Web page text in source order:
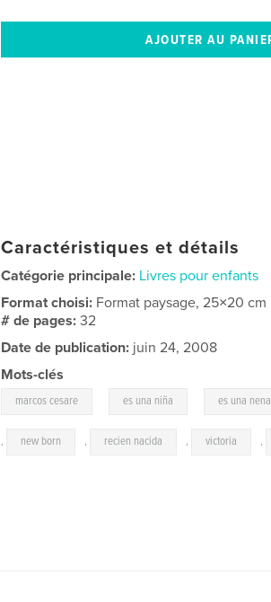
Caractéristiques et détails
Catégorie principale: Livres pour enfants
Format choisi: Format paysage, 25×20 cm
# de pages:32
Date de publication: juin 24, 2008
Mots-clés
marcos cesare es una niña es una nena
, new born , recien nacida , victoria ,